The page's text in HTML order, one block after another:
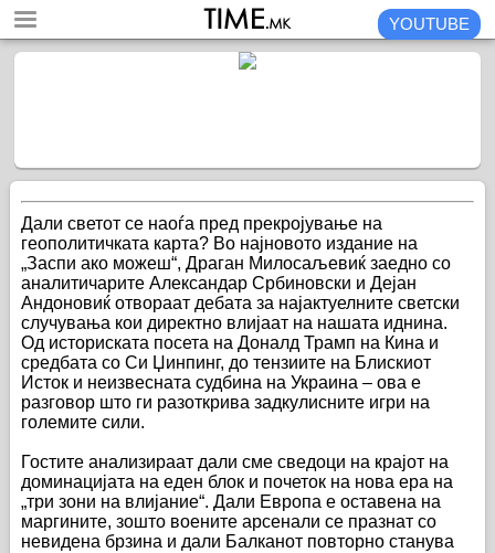
YOUTUBE
Дали светот се наоѓа пред прекројување на
геополитичката карта? Во најновото издание на
„Заспи ако можеш“, Драган Милосаљевиќ заедно со
аналитичарите Александар Србиновски и Дејан
Андоновиќ отвораат дебата за најактуелните светски
случувања кои директно влијаат на нашата иднина.
Од историската посета на Доналд Трамп на Кина и
средбата со Си Џинпинг, до тензиите на Блискиот
Исток и неизвесната судбина на Украина – ова е
разговор што ги разоткрива задкулисните игри на
големите сили.
Гостите анализираат дали сме сведоци на крајот на
доминацијата на еден блок и почеток на нова ера на
„три зони на влијание“. Дали Европа е оставена на
маргините, зошто воените арсенали се празнат со
невидена брзина и дали Балканот повторно станува